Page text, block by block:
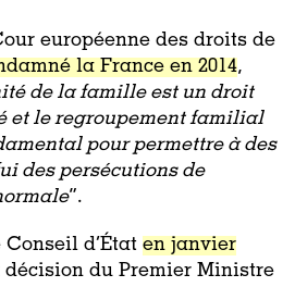
européenne des droits de
la France en 2014,
de la famille est un droit
et le regroupement familial
pour permettre à des
des persécutions de
”.
d’État en janvier
décision du Premier Ministre